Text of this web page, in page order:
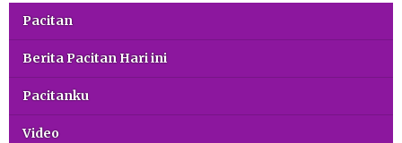
Pacitan
Berita Pacitan Hari ini
Pacitanku
Video